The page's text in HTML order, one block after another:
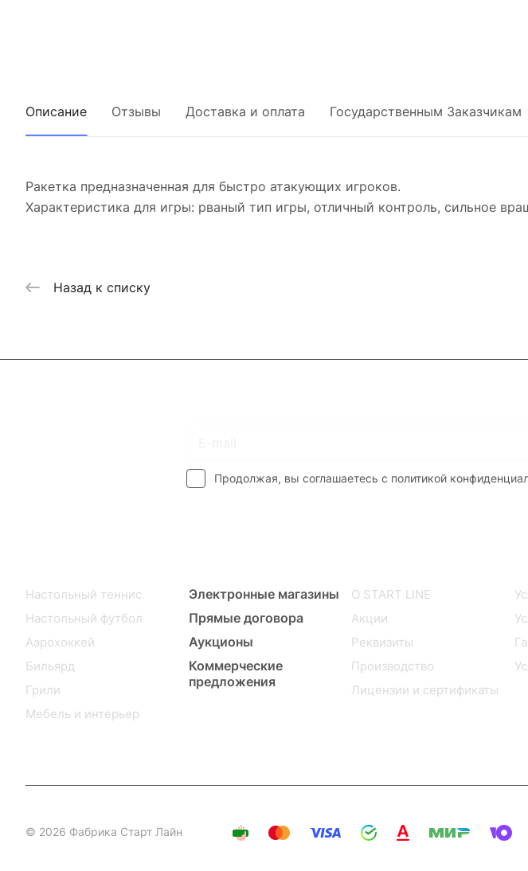
Описание Отзывы Доставка и оплата Государственным Заказчикам
Ракетка предназначенная для быстро атакующих игроков.
Характеристика для игры: рваный тип игры, отличный контроль, сильное
Назад к списку
Продолжая, вы соглашаетесь с политикой
Настольный теннис
Настольный футбол
Аэрохоккей
Бильярд
Грили
Мебель и интерьер
Электронные магазины
Прямые договора
Аукционы
Коммерческие
предложения
О START LINE
Акции
Реквизиты
Производство
Лицензии и сертификаты
© 2026 Фабрика Старт Лайн